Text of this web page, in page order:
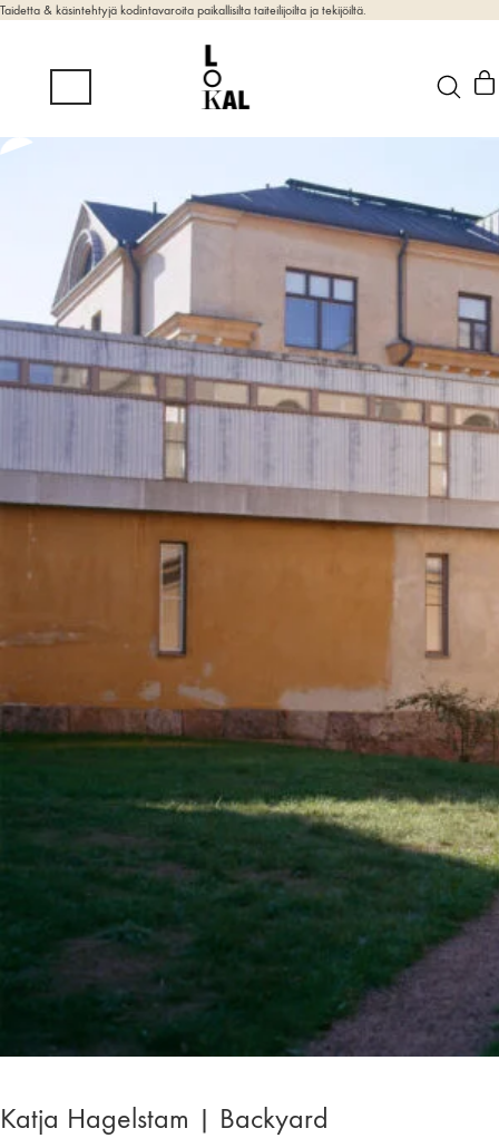
Taidetta & käsintehtyjä kodintavaroita paikallisilta taiteilijoilta ja tekijöiltä.
Katja Hagelstam | Backyard